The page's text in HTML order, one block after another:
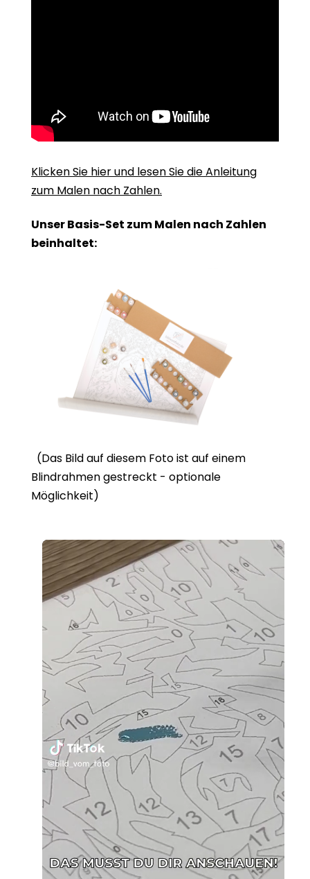
Klicken Sie hier und lesen Sie die Anleitung
zum Malen nach Zahlen.
Unser Basis-Set zum Malen nach Zahlen
beinhaltet:
(Das Bild auf diesem Foto ist auf einem
Blindrahmen gestreckt - optionale
Möglichkeit)